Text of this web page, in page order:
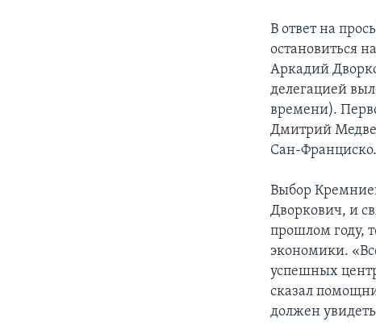
В ответ на
остановиться
Аркадий
делегацией
времени).
Дмитрий
Сан-Франциско.
Выбор
Дворкович, и
прошлом году,
экономики.
успешных
сказал
должен